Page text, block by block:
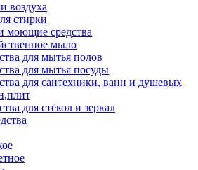
воздуха
стирки
моющие средства
мыло
для мытья полов
для мытья посуды
для сантехники, ванн и душевых
для стёкол и зеркал